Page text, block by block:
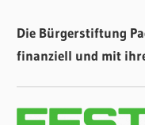
Die Bürgerstiftung
finanziell und mit